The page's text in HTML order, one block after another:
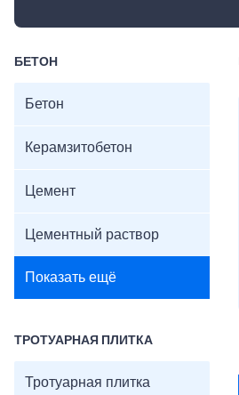
БЕТОН
Бетон
Керамзитобетон
Цемент
Цементный раствор
Показать ещё
ТРОТУАРНАЯ ПЛИТКА
Тротуарная плитка